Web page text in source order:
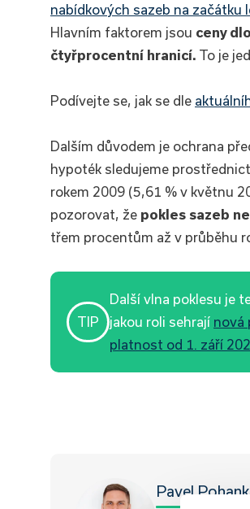
nabídkových sazeb na začátku
Hlavním faktorem jsou ceny
čtyřprocentní hranicí. To je
Podívejte se, jak se dle
Dalším důvodem je ochrana
hypoték sledujeme
rokem 2009 (5,61 % v květnu
pozorovat, že pokles sazeb
třem procentům až v průběhu
TIP
Další vlna poklesu je
jakou roli sehrají nová
platnost od 1. září
Pavel